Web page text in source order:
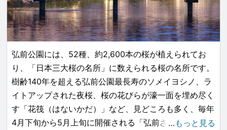
弘前公園には、52種、約2,600本の桜が植えられてお
り、「日本三大桜の名所」に数えられる桜の名所です。
樹齢140年を超える弘前公園最長寿のソメイヨシノ、ラ
イトアップされた夜桜、桜の花びらが濠一面を埋め尽く
す「花筏（はないかだ）」など、見どころも多く、毎年
4月下旬から5月上旬に開催される「弘前さくらまつ
… もっと見る